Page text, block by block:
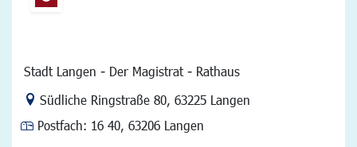
Stadt Langen - Der Magistrat - Rathaus
Link zur Google-Maps Navigation
Südliche Ringstraße 80, 63225 Langen
Postfach: 16 40, 63206 Langen